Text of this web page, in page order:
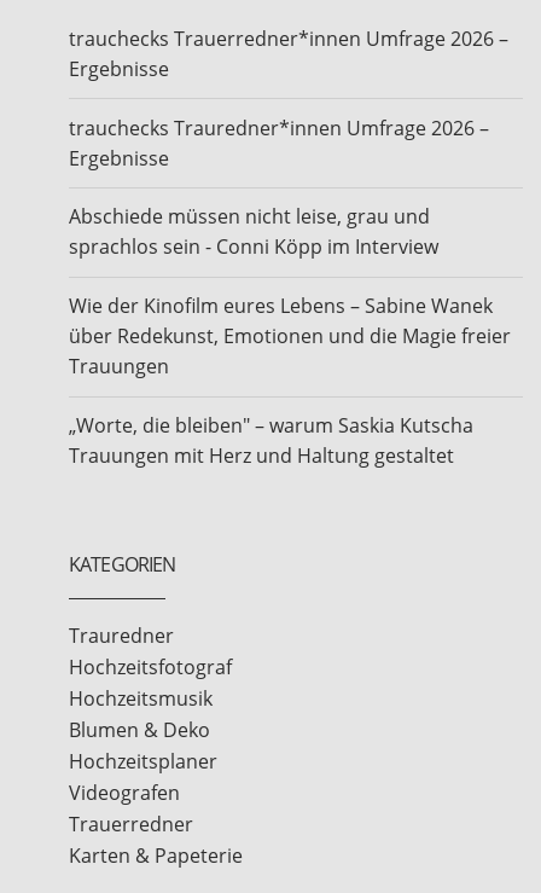
trauchecks Trauerredner*innen Umfrage 2026 –
Ergebnisse
trauchecks Trauredner*innen Umfrage 2026 –
Ergebnisse
Abschiede müssen nicht leise, grau und
sprachlos sein - Conni Köpp im Interview
Wie der Kinofilm eures Lebens – Sabine Wanek
über Redekunst, Emotionen und die Magie freier
Trauungen
„Worte, die bleiben" – warum Saskia Kutscha
Trauungen mit Herz und Haltung gestaltet
KATEGORIEN
Trauredner
Hochzeitsfotograf
Hochzeitsmusik
Blumen & Deko
Hochzeitsplaner
Videografen
Trauerredner
Karten & Papeterie